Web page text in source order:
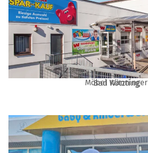
Bad Kötzting
Möbel Wanninger